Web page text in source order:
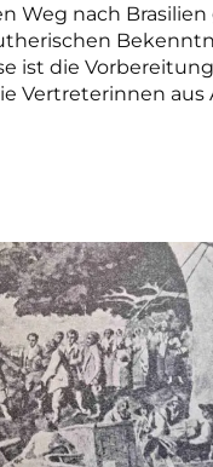
Weg nach
ist die
Vertreterinnen aus